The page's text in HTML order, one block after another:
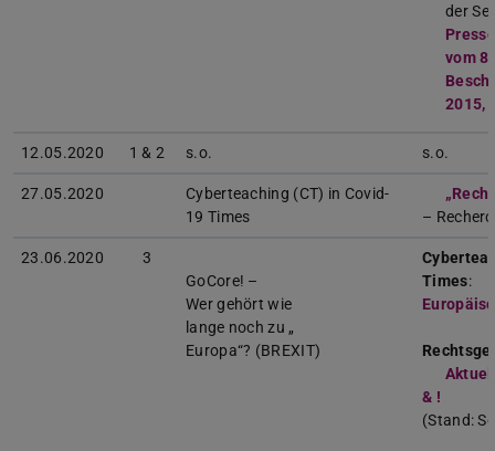
der
vom
2015,
12.05.2020 1 & 2 s.o. s.o.
27.05.2020
Cyberteaching (CT) in Covid-
19 Times
–
23.06.2020
3
GoCore! –
Wer gehört wie
lange noch zu „
Europa“? (BREXIT)
Times:
& !
(Stand: